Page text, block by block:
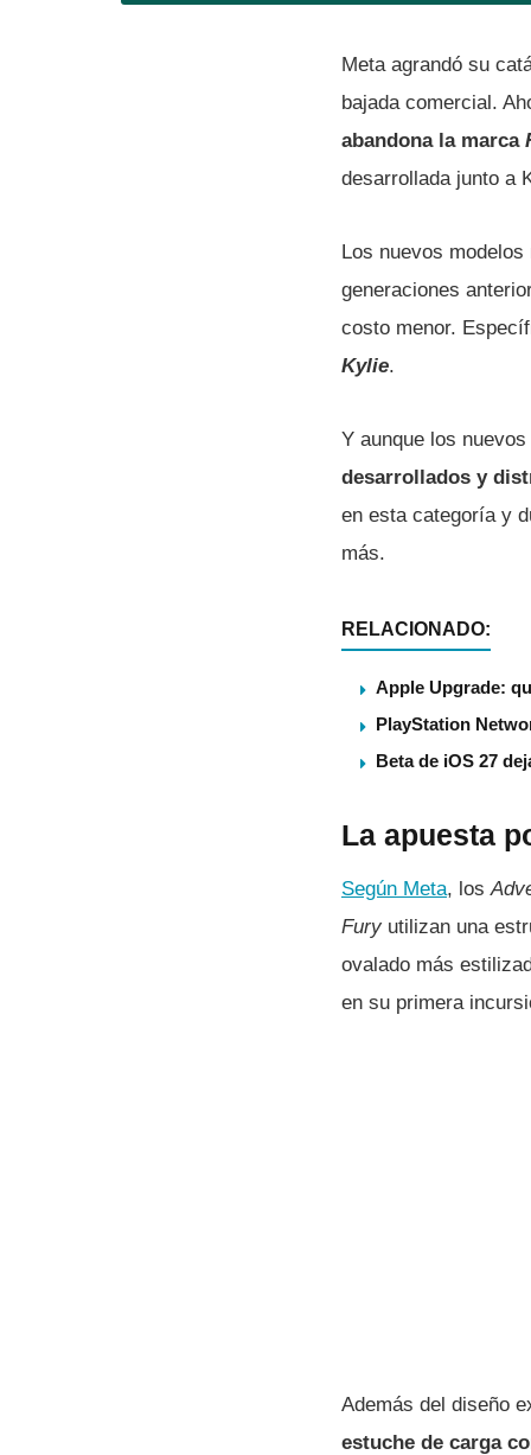
Meta agrandó su
bajada comercial.
abandona la marca
desarrollada junto a
Los nuevos
generaciones
costo menor.
Kylie.
Y aunque los
desarrollados y
en esta categoría y
más.
RELACIONADO:
Apple Upgrade:
PlayStation
Beta de iOS 27
La apuesta
Según Meta, los
Fury utilizan una
ovalado más
en su primera
Además del diseño
estuche de carga